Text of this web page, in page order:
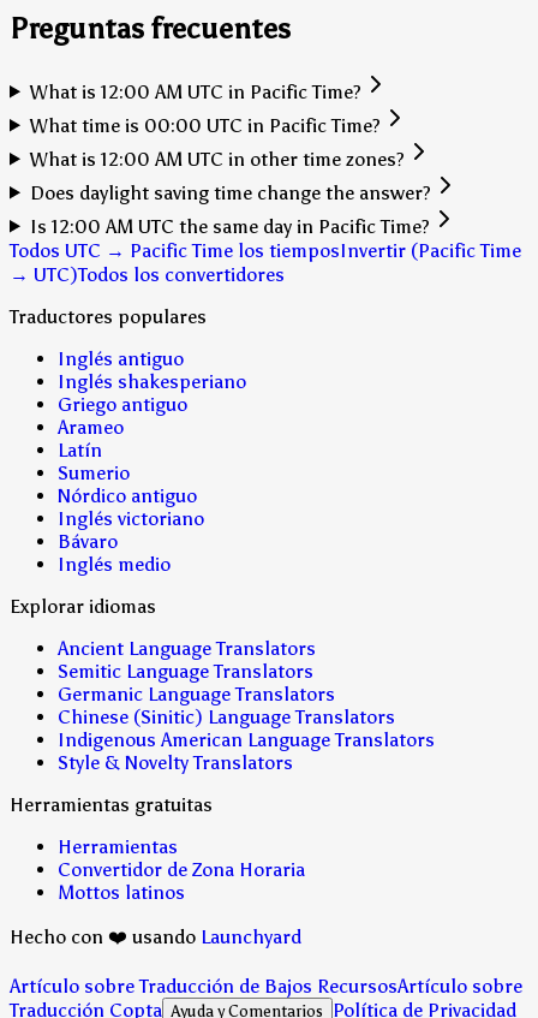
Preguntas frecuentes
What is 12:00 AM UTC in Pacific Time?
What time is 00:00 UTC in Pacific Time?
What is 12:00 AM UTC in other time zones?
Does daylight saving time change the answer?
Is 12:00 AM UTC the same day in Pacific Time?
Todos UTC → Pacific Time los tiemposInvertir (Pacific Time
→ UTC)Todos los convertidores
Traductores populares
Inglés antiguo
Inglés shakesperiano
Griego antiguo
Arameo
Latín
Sumerio
Nórdico antiguo
Inglés victoriano
Bávaro
Inglés medio
Explorar idiomas
Ancient Language Translators
Semitic Language Translators
Germanic Language Translators
Chinese (Sinitic) Language Translators
Indigenous American Language Translators
Style & Novelty Translators
Herramientas gratuitas
Herramientas
Convertidor de Zona Horaria
Mottos latinos
Hecho con ❤️ usando Launchyard
Artículo sobre Traducción de Bajos RecursosArtículo sobre
Traducción Copta Ayuda y Comentarios Política de Privacidad